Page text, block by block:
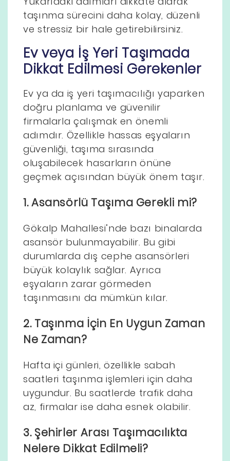
taşınma sürecini daha kolay, düzenli
ve stressiz bir hale getirebilirsiniz.
Ev veya İş Yeri Taşımada
Dikkat Edilmesi Gerekenler
Ev ya da iş yeri taşımacılığı yaparken
doğru planlama ve güvenilir
firmalarla çalışmak en önemli
adımdır. Özellikle hassas eşyaların
güvenliği, taşıma sırasında
oluşabilecek hasarların önüne
geçmek açısından büyük önem taşır.
1. Asansörlü Taşıma Gerekli mi?
Gökalp Mahallesi’nde bazı binalarda
asansör bulunmayabilir. Bu gibi
durumlarda dış cephe asansörleri
büyük kolaylık sağlar. Ayrıca
eşyaların zarar görmeden
taşınmasını da mümkün kılar.
2. Taşınma İçin En Uygun Zaman
Ne Zaman?
Hafta içi günleri, özellikle sabah
saatleri taşınma işlemleri için daha
uygundur. Bu saatlerde trafik daha
az, firmalar ise daha esnek olabilir.
3. Şehirler Arası Taşımacılıkta
Nelere Dikkat Edilmeli?